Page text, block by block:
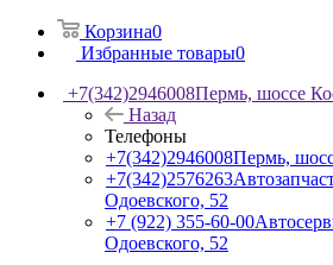
Корзина0
Избранные товары0
+7(342)2946008Пермь, шоссе
Назад
Телефоны
+7(342)2946008Пермь,
+7(342)2576263
Одоевского, 52
+7 (922) 355-60-00
Одоевского, 52